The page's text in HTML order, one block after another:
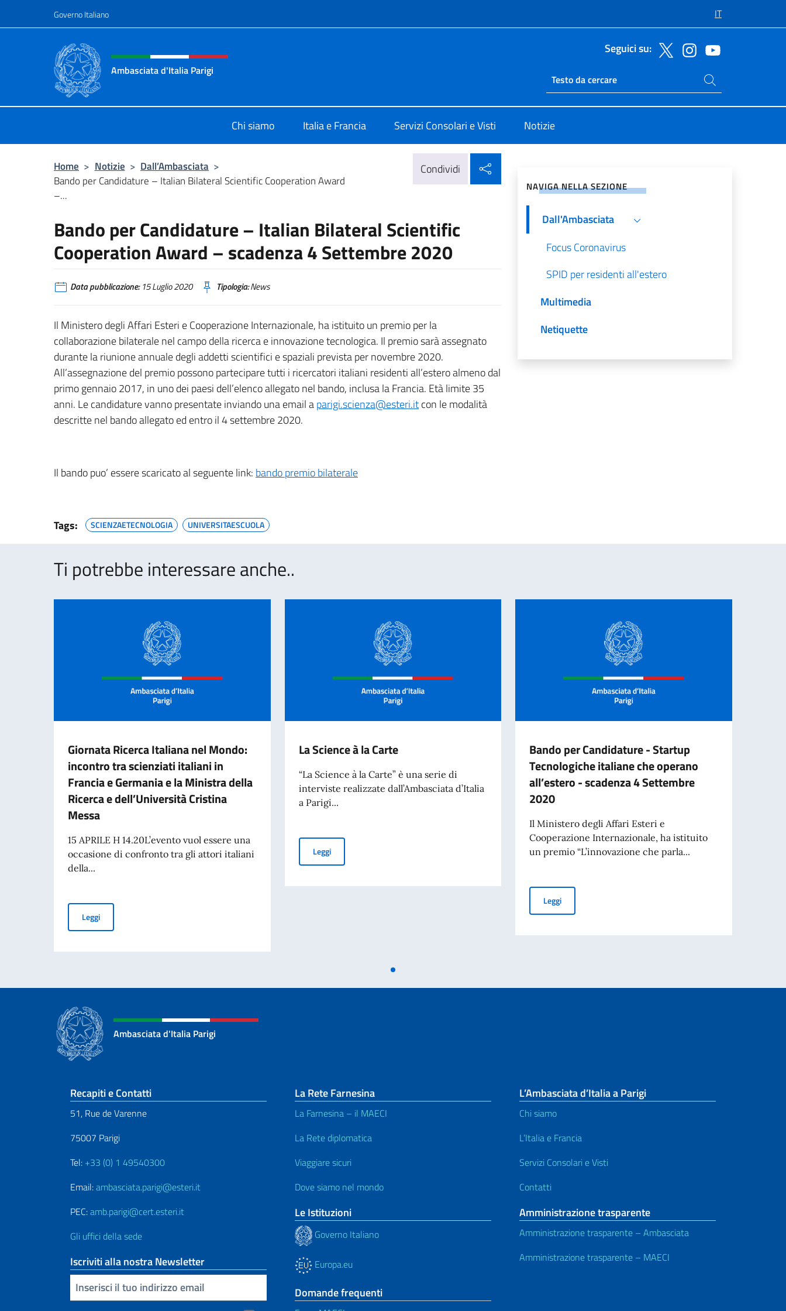
Governo Italiano IT
Intestazione sito, social e menù
Ambasciata d'Italia Parigi
Seguici su:
Ricerca sito live
Cerca nel sito
Chi siamo Italia e Francia Servizi Consolari e Visti Notizie
Home > Notizie > Dall’Ambasciata >
Bando per Candidature – Italian Bilateral Scientific Cooperation Award
–...
Condividi
Bando per Candidature – Italian Bilateral Scientific
Cooperation Award – scadenza 4 Settembre 2020
Data pubblicazione:15 Luglio 2020 Tipologia:News
Il Ministero degli Affari Esteri e Cooperazione Internazionale, ha istituito un premio per la
collaborazione bilaterale nel campo della ricerca e innovazione tecnologica. Il premio sarà assegnato
durante la riunione annuale degli addetti scientifici e spaziali prevista per novembre 2020.
All’assegnazione del premio possono partecipare tutti i ricercatori italiani residenti all’estero almeno dal
primo gennaio 2017, in uno dei paesi dell’elenco allegato nel bando, inclusa la Francia. Età limite 35
anni. Le candidature vanno presentate inviando una email aparigi.scienza@esteri.itcon le modalità
descritte nel bando allegato ed entro il 4 settembre 2020.
Il bando puo’ essere scaricato al seguente link: bando premio bilaterale
Tags: SCIENZAETECNOLOGIA UNIVERSITAESCUOLA
NAVIGA NELLA SEZIONE
Dall'Ambasciata
Focus Coronavirus
SPID per residenti all'estero
Multimedia
Netiquette
Ti potrebbe interessare anche..
Giornata Ricerca Italiana nel Mondo:
incontro tra scienziati italiani in
Francia e Germania e la Ministra della
Ricerca e dell’Università Cristina
Messa
15 APRILE H 14.20L’evento vuol essere una
occasione di confronto tra gli attori italiani
della...
LeggiGiornata Ricerca Italiana nel Mondo: incontro tra scienziati italiani in Francia e Germania e la Ministra della Ricerca e dell’Università Cristina Messa
La Science à la Carte
“La Science à la Carte” è una serie di
interviste realizzate dall’Ambasciata d’Italia
a Parigi...
LeggiLa Science à la Carte
Bando per Candidature - Startup
Tecnologiche italiane che operano
all’estero - scadenza 4 Settembre
2020
Il Ministero degli Affari Esteri e
Cooperazione Internazionale, ha istituito
un premio “L’innovazione che parla...
LeggiBando per Candidature - Startup Tecnologiche italiane che
Ambasciata d'Italia Parigi
Sezione footer
Recapiti e Contatti
51, Rue de Varenne
75007 Parigi
Tel: +33 (0) 1 49540300
Email:ambasciata.parigi@esteri.it
PEC:amb.parigi@cert.esteri.it
Gli uffici della sede
Iscriviti alla nostra Newsletter
Inserisci la tua email
La Rete Farnesina
La Farnesina – il MAECI
La Rete diplomatica
Viaggiare sicuri
Dove siamo nel mondo
Le Istituzioni
Governo Italiano
Europa.eu
Domande frequenti
L’Ambasciata d’Italia a Parigi
Chi siamo
L’Italia e Francia
Servizi Consolari e Visti
Contatti
Amministrazione trasparente
Amministrazione trasparente – Ambasciata
Amministrazione trasparente – MAECI